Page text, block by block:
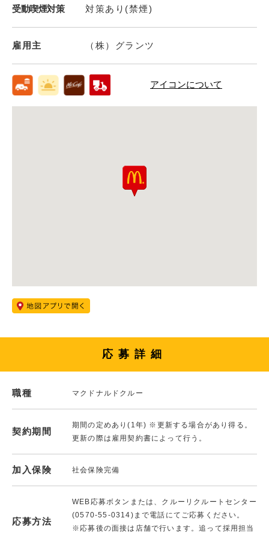
受動喫煙対策 対策あり(禁煙)
雇用主 （株）グランツ
アイコンについて
応募詳細
職種 マクドナルドクルー
契約期間
期間の定めあり(1年) ※更新する場合があり得る。
更新の際は雇用契約書によって行う。
加入保険 社会保険完備
応募方法
WEB応募ボタンまたは、クルーリクルートセンター
(0570-55-0314)まで電話にてご応募ください。
※応募後の面接は店舗で行います。追って採用担当